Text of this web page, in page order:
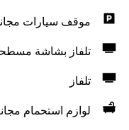
موقف سيارات
تلفاز بشاشة
تلفاز
لوازم استحمام